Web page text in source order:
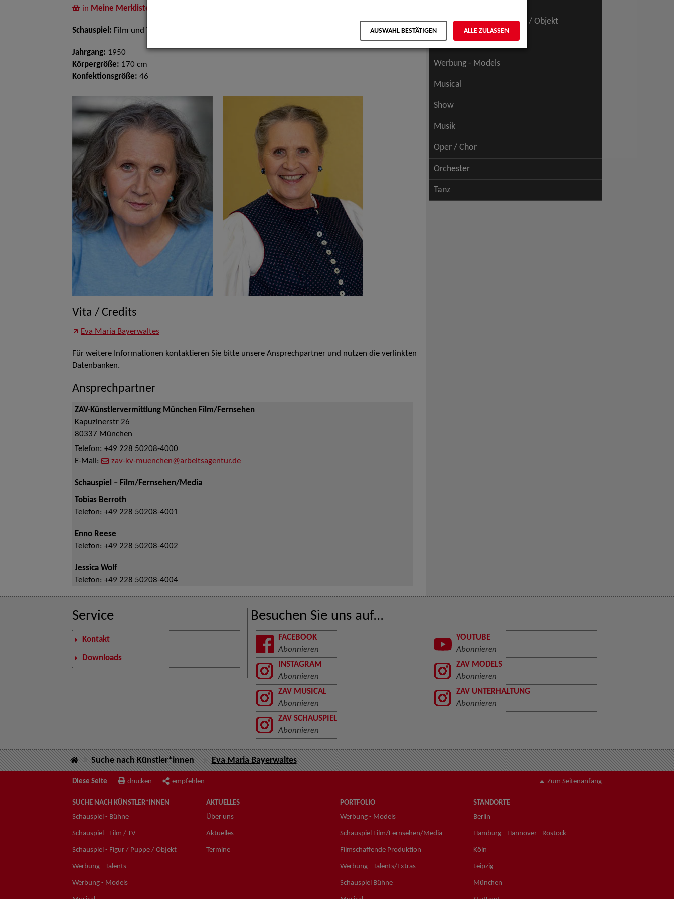
in Meine Merkliste
Schauspiel: Film und TV
Jahrgang: 1950
Körpergröße: 170 cm
Konfektionsgröße: 46
Vita / Credits
Eva Maria Bayerwaltes
Für weitere Informationen kontaktieren Sie bitte unsere Ansprechpartner und nutzen die verlinkten
Datenbanken.
Ansprechpartner
ZAV-Künstlervermittlung München Film/Fernsehen
Kapuzinerstr 26
80337 München
Telefon: +49 228 50208-4000
E-Mail:
zav-kv-muenchen@arbeitsagentur.de
Schauspiel – Film/Fernsehen/Media
Tobias Berroth
Telefon: +49 228 50208-4001
Enno Reese
Telefon: +49 228 50208-4002
Jessica Wolf
Telefon: +49 228 50208-4004
Schauspiel - Figur / Puppe / Objekt
Werbung - Talents
Werbung - Models
Musical
Show
Musik
Oper / Chor
Orchester
Tanz
Service
Kontakt
Downloads
Besuchen Sie uns auf...
FACEBOOK
Abonnieren
YOUTUBE
Abonnieren
INSTAGRAM
Abonnieren
ZAV MODELS
Abonnieren
ZAV MUSICAL
Abonnieren
ZAV UNTERHALTUNG
Abonnieren
ZAV SCHAUSPIEL
Abonnieren
Suche nach Künstler*innen Eva Maria Bayerwaltes
Diese Seite drucken empfehlen Zum Seitenanfang
SUCHE NACH KÜNSTLER*INNEN
Schauspiel - Bühne
Schauspiel - Film / TV
Schauspiel - Figur / Puppe / Objekt
Werbung - Talents
Werbung - Models
AKTUELLES
Über uns
Aktuelles
Termine
PORTFOLIO
Werbung - Models
Schauspiel Film/Fernsehen/Media
Filmschaffende Produktion
Werbung - Talents/Extras
Schauspiel Bühne
STANDORTE
Berlin
Hamburg - Hannover - Rostock
Köln
Leipzig
München
AUSWAHL BESTÄTIGEN ALLE ZULASSEN